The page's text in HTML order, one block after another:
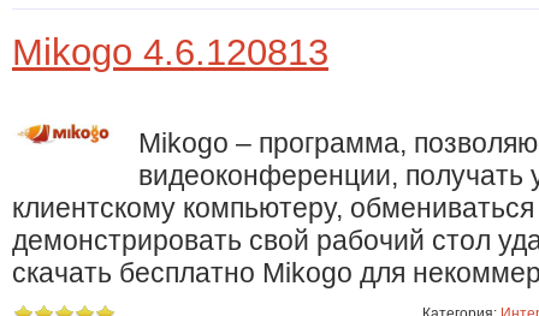
Mikogo 4.6.120813
Mikogo – программа,
видеоконференции, получать
клиентскому компьютеру,
демонстрировать свой рабочий стол
скачать бесплатно Mikogo для